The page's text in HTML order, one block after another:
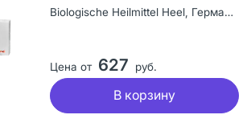
Biologische Heilmittel Heel, Германия
Цена от 627 руб.
В корзину